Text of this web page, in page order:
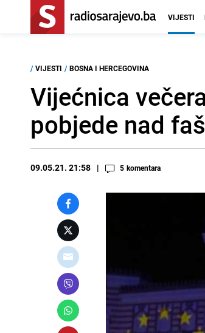
VIJESTI
/ VIJESTI / BOSNA I HERCEGOVINA
Vijećnica
pobjede nad
09.05.21. 21:58 5 komentara